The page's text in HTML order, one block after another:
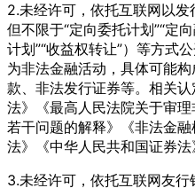
2.未经许可，依托互联网以
但不限于“定向委托计划”“定
计划”“收益权转让”）等方式
为非法金融活动，具体可能
款、非法发行证券等。相关
法》《最高人民法院关于审
若干问题的解释》《非法金
法》《中华人民共和国证券法
3.未经许可，依托互联网友